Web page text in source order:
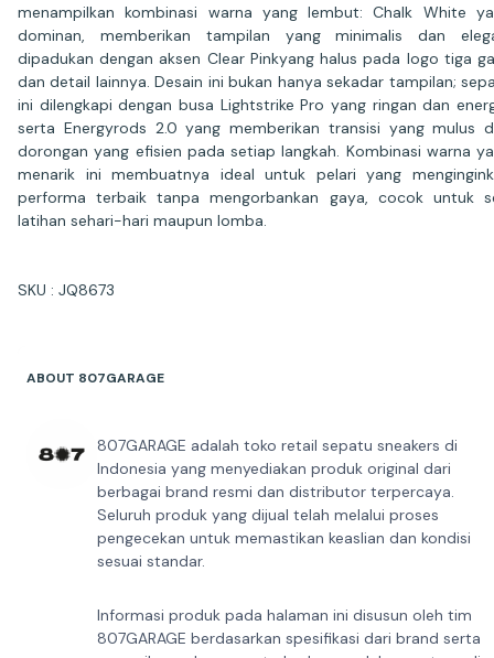
menampilkan kombinasi warna yang lembut: Chalk White
dominan, memberikan tampilan yang minimalis dan
dipadukan dengan aksen Clear Pinkyang halus pada logo tiga
dan detail lainnya. Desain ini bukan hanya sekadar tampilan;
ini dilengkapi dengan busa Lightstrike Pro yang ringan dan
serta Energyrods 2.0 yang memberikan transisi yang mulus
dorongan yang efisien pada setiap langkah. Kombinasi warna
menarik ini membuatnya ideal untuk pelari yang
performa terbaik tanpa mengorbankan gaya, cocok untuk
latihan sehari-hari maupun lomba.
SKU : JQ8673
ABOUT 807GARAGE
807GARAGE adalah toko retail sepatu sneakers di
Indonesia yang menyediakan produk original dari
berbagai brand resmi dan distributor terpercaya.
Seluruh produk yang dijual telah melalui proses
pengecekan untuk memastikan keaslian dan kondisi
sesuai standar.
Informasi produk pada halaman ini disusun oleh tim
807GARAGE berdasarkan spesifikasi dari brand serta